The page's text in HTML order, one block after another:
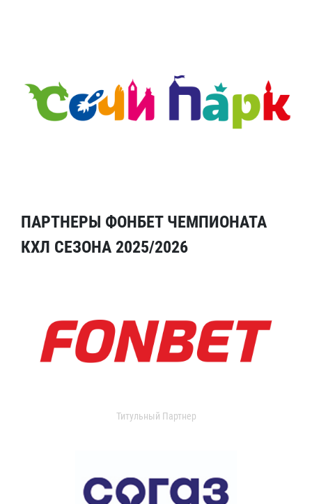
ПАРТНЕРЫ ФОНБЕТ ЧЕМПИОНАТА
КХЛ СЕЗОНА 2025/2026
Титульный Партнер